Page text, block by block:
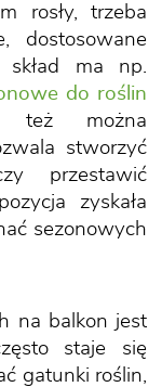
rosły, trzeba
dostosowane
skład ma np.
do roślin
też można
stworzyć
przestawić
zyskała
sezonowych
na balkon jest
staje się
gatunki roślin,